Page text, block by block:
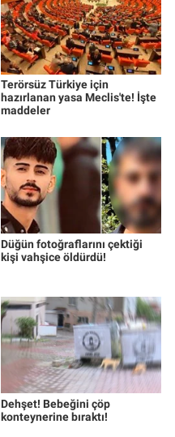
Terörsüz Türkiye için
hazırlanan yasa Meclis'te! İşte
maddeler
Düğün fotoğraflarını çektiği
kişi vahşice öldürdü!
Dehşet! Bebeğini çöp
konteynerine bıraktı!